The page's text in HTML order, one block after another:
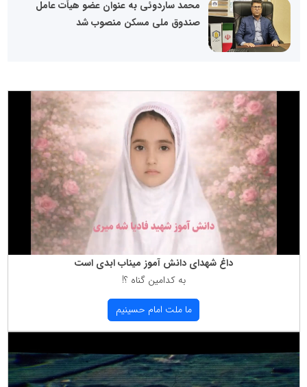
محمد ساردوئی به عنوان عضو هیأت عامل
صندوق ملی مسکن منصوب شد
داغ شهدای دانش آموز میناب ابدی است
به كدامین گناه ؟!
ما ملت امام حسینیم